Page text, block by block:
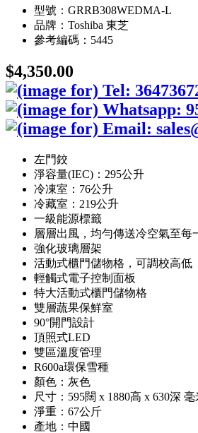
型號：GRRB308WEDMA-L
品牌：Toshiba 東芝
參考編碼：5445
$4,350.00
左門鉸
淨容量(IEC)：295公升
冷凍室：76公升
冷藏室：219公升
一級能源標籤
層層出風，均勻傳送冷空氣至每
強化玻璃層架
活動式櫃門儲物格，可調校高低
輕觸式電子控制面板
特大活動式櫃門儲物格
雙層蔬果保鮮室
90°開門設計
頂照式LED
雙區溫度管理
R600a環保雪種
顏色：灰色
尺寸：595闊 x 1880高 x 630深 毫
淨重：67公斤
產地：中國